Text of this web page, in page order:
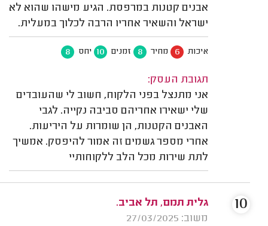
אבנים קטנות במרפסת. הגיע מישהו שהוא לא
ישראל והשאיר אחריו הרבה לכלוך במעלית.
איכות 6 מחיר 8 זמנים 10 יחס 8
תגובת העסק:
אני מתנצל בפני הלקוח, חשוב לי שהעובדים
שלי ישאירו אחריהם סביבה נקייה. לגבי
האבנים הקטנות, הן שומרות על היריעות.
אחרי מספר גשמים זה אמור להיפסק. אמשיך
לתת שירות מכל הלב ללקוחותיי
גלית תמם, תל אביב.
משוב: 27/03/2025
10